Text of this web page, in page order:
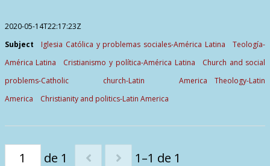
2020-05-14T22:17:23Z
Subject
Iglesia Católica y problemas sociales-América Latina
Teología-
América Latina
Cristianismo y política-América Latina
Church and social
problems-Catholic church-Latin America
Theology-Latin
America
Christianity and politics-Latin America
de 1 1–1 de 1